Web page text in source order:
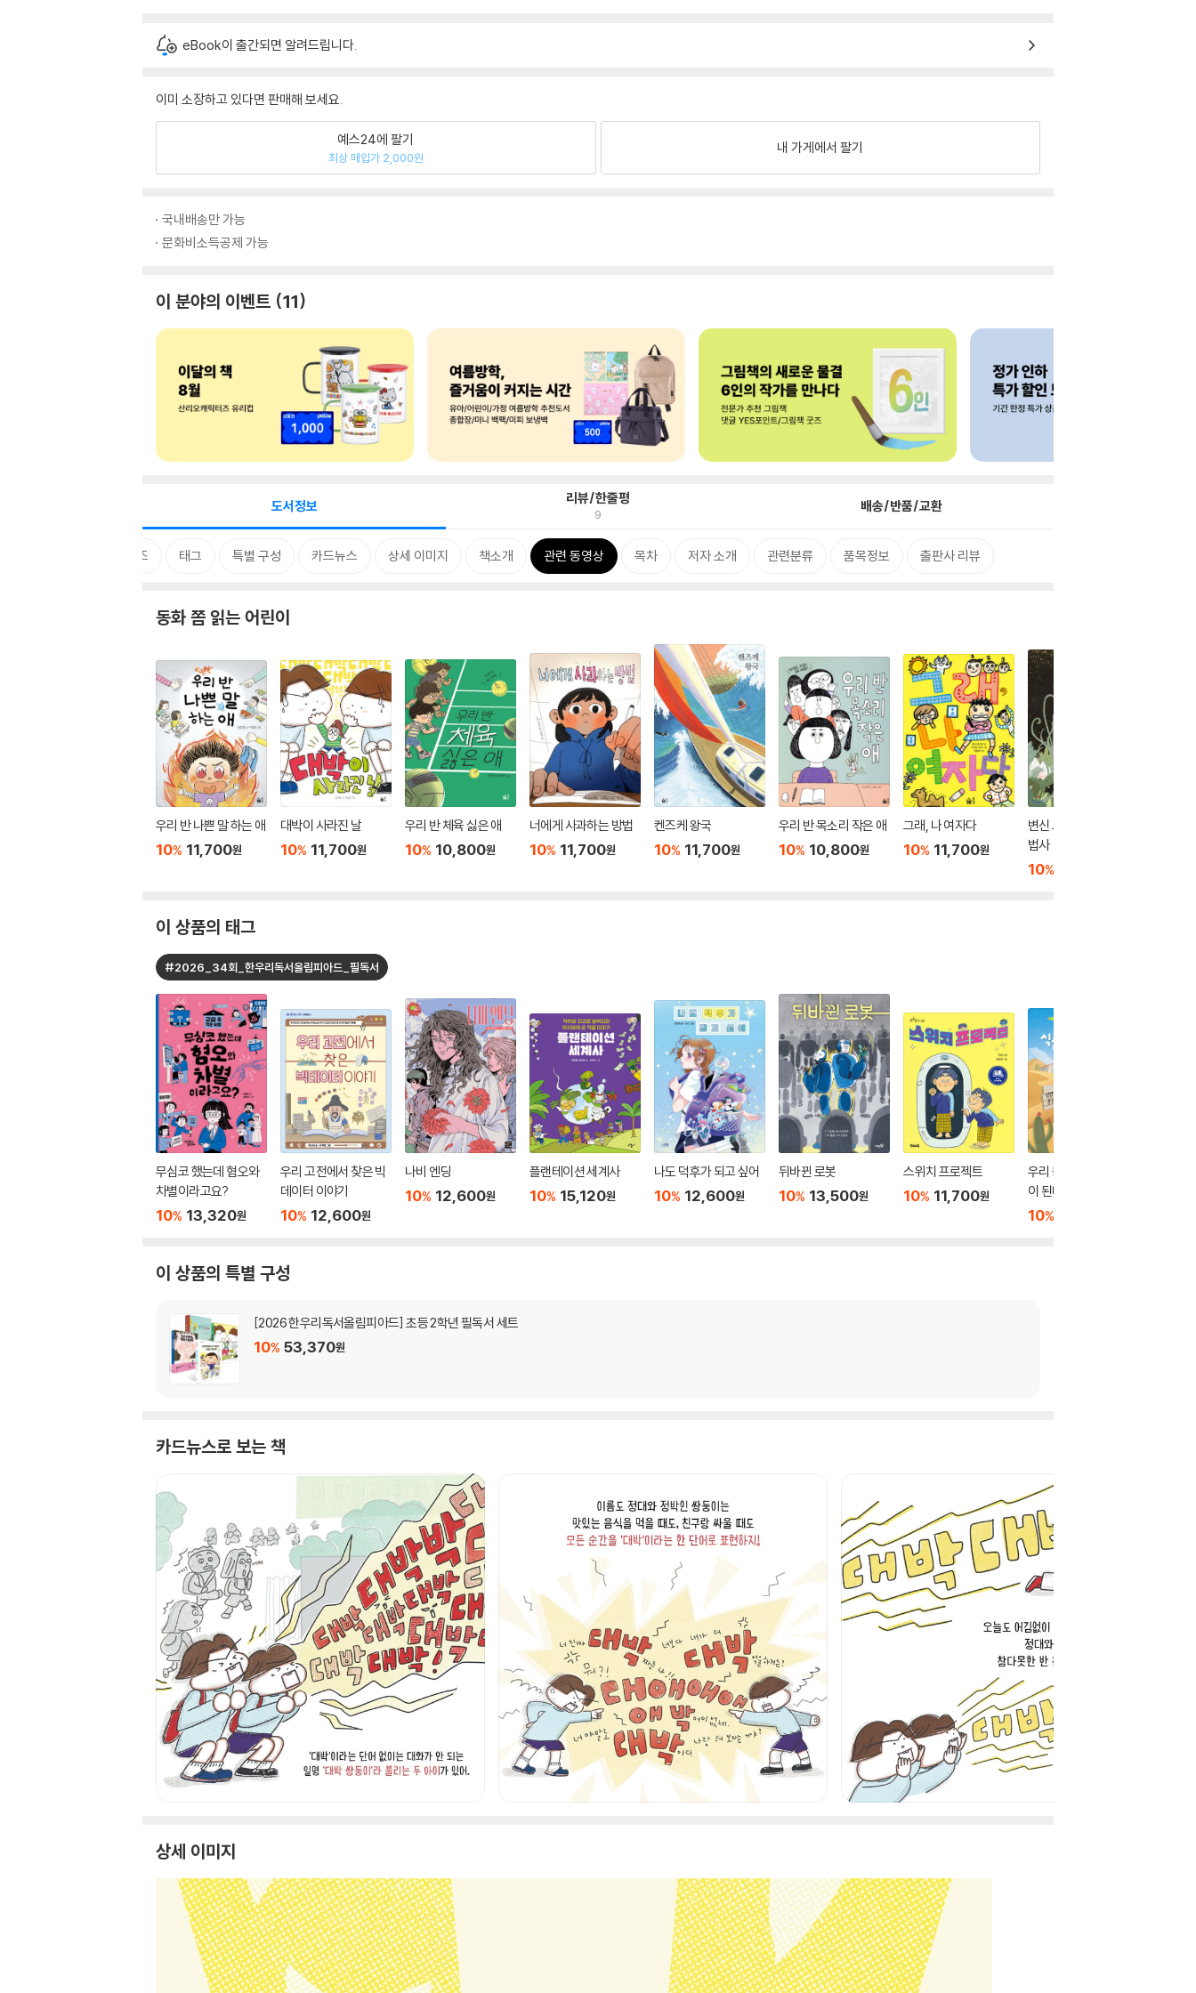
eBook이 출간되면 알려드립니다.
이미 소장하고 있다면 판매해 보세요.
예스24에 팔기
최상 매입가 2,000원
내 가게에서 팔기
국내배송만 가능
문화비소득공제 가능
이 분야의 이벤트 11
도서정보 리뷰/한줄평
9 배송/반품/교환
시리즈 태그 특별 구성 카드뉴스 상세 이미지 책소개 관련 동영상 목차 저자 소개 관련분류 품목정보 출판사 리뷰
동화 쫌 읽는 어린이
우리 반 나쁜 말 하는 애
10% 11,700원
대박이 사라진 날
10% 11,700원
우리 반 체육 싫은 애
10% 10,800원
너에게 사과하는 방법
10% 11,700원
켄즈케 왕국
10% 11,700원
우리 반 목소리 작은 애
10% 10,800원
그래, 나 여자다
10% 11,700원
변신 고양이 예지와 마
법사
10%
이 상품의 태그
#2026_34회_한우리독서올림피아드_필독서
무심코 했는데 혐오와
차별이라고요?
10% 13,320원
우리 고전에서 찾은 빅
데이터 이야기
10% 12,600원
나비 엔딩
10% 12,600원
플랜테이션 세계사
10% 15,120원
나도 덕후가 되고 싶어
10% 12,600원
뒤바뀐 로봇
10% 13,500원
스위치 프로젝트
10% 11,700원
우리 동네가 식품 사막
이 된다고?
10%
이 상품의 특별 구성
[2026 한우리독서올림피아드] 초등 2학년 필독서 세트
10% 53,370원
카드뉴스로 보는 책
상세 이미지